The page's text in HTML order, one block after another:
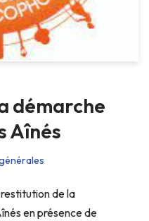
démarche
Aînés
de la
en présence de